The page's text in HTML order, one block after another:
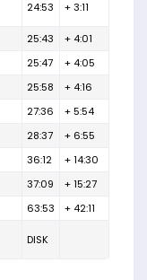
24:53 + 3:11
25:43
+ 4:01
25:47
+ 4:05
25:58
+ 4:16
27:36
+ 5:54
28:37
+ 6:55
36:12
+ 14:30
37:09
+ 15:27
63:53
+ 42:11
DISK